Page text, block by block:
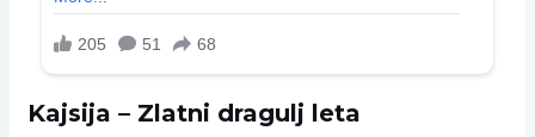
Kajsija – Zlatni dragulj leta